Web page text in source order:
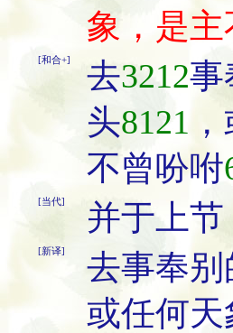
象，是
[和合+] 去3212事
头8121
不曾吩咐
[当代] 并于上节
[新译]
去事奉
或任何